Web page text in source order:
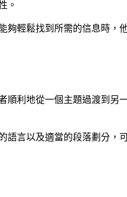
。
輕鬆找到所需的信息時
利地從一個主題過渡到
言以及適當的段落劃分